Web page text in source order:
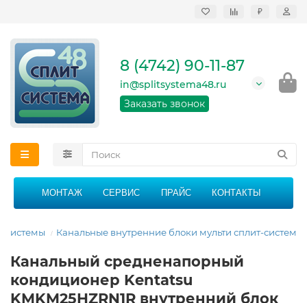
₽
кондиционеров в
области
График работы: 9:00 -
21:00 без перерыва и
8 (4742) 90-11-87
in@splitsystema48.ru
Заказать звонок
МОНТАЖ СЕРВИС ПРАЙС КОНТАКТЫ
системы Канальные внутренние блоки мульти сплит-систем
Канальный средненапорный
кондиционер Kentatsu
KMKM25HZRN1R внутренний блок